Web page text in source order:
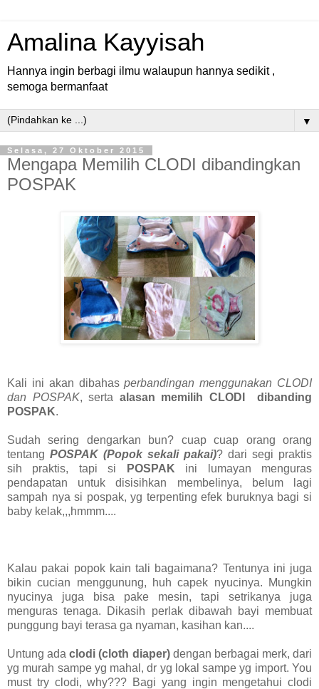
Amalina Kayyisah
Hannya ingin berbagi ilmu walaupun hannya sedikit ,
semoga bermanfaat
▼
Selasa, 27 Oktober 2015
Mengapa Memilih CLODI dibandingkan
POSPAK
Kali ini akan dibahasperbandingan menggunakan CLODI
dan POSPAK, serta alasan memilih CLODI dibanding
POSPAK.
Sudah sering dengarkan bun? cuap cuap orang orang
tentang POSPAK (Popok sekali pakai)? dari segi praktis
sih praktis, tapi si
POSPAK ini lumayan menguras
pendapatan untuk disisihkan membelinya, belum lagi
sampah nya si pospak, yg terpenting efek buruknya bagi si
baby kelak,,,hmmm....
Kalau pakai popok kain tali bagaimana? Tentunya ini juga
bikin cucian menggunung, huh capek nyucinya. Mungkin
nyucinya juga bisa pake mesin, tapi setrikanya juga
menguras tenaga. Dikasih perlak dibawah bayi membuat
punggung bayi terasa ga nyaman, kasihan kan....
Untung adaclodi (cloth diaper)dengan berbagai merk, dari
yg murah sampe yg mahal, dr yg lokal sampe yg import. You
must try clodi, why??? Bagi yang ingin mengetahui clodi